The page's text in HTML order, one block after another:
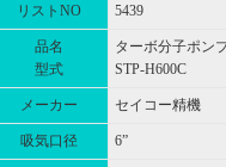
リストNO 5439
品名
型式
ターボ分子ポン
STP-H600C
メーカー セイコー精機
吸気口径 6”